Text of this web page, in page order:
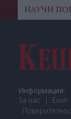
НАУЧИ
Информация:
За нас
Екип